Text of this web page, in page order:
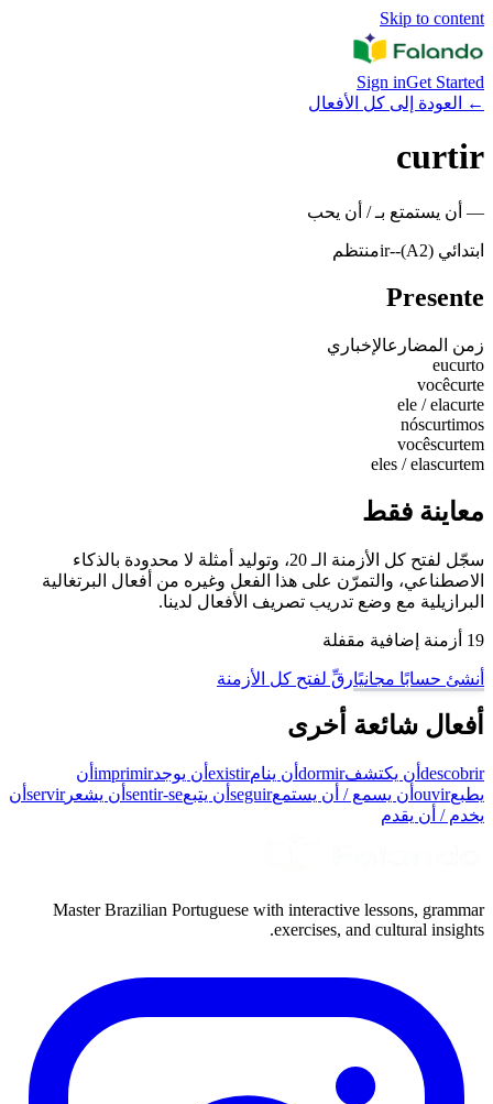
Skip to content
Sign inGet Started
←
العودة إلى كل الأفعال
curtir
— أن يستمتع بـ / أن يحب
ابتدائي (A2) -
-ir منتظم
Presente
زمن المضارعالإخباري
eucurto
vocêcurte
ele / elacurte
nóscurtimos
vocêscurtem
eles / elascurtem
معاينة فقط
سجّل لفتح كل الأزمنة الـ 20، وتوليد أمثلة لا محدودة بالذكاء
الاصطناعي، والتمرّن على هذا الفعل وغيره من أفعال البرتغالية
البرازيلية مع وضع تدريب تصريف الأفعال لدينا.
19 أزمنة إضافية مقفلة
أنشئ حسابًا مجانيًارقِّ لفتح كل الأزمنة
أفعال شائعة أخرى
descobrir أن يكتشفdormir أن ينامexistir أن يوجدimprimir أن
يطبعouvir أن يسمع / أن يستمعseguir أن يتبعsentir-se أن يشعرservir أن
يخدم / أن يقدم
Master Brazilian Portuguese with interactive lessons, grammar
exercises, and cultural insights.